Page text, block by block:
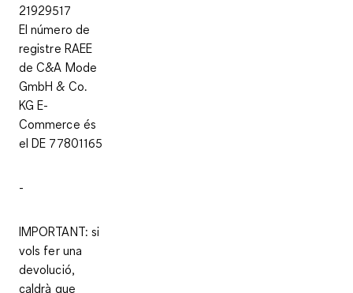
21929517
El número de
registre RAEE
de C&A Mode
GmbH & Co.
KG E-
Commerce és
el DE 77801165
-
IMPORTANT: si
vols fer una
devolució,
caldrà que